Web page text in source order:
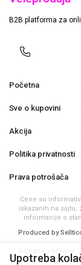
B2B platforma za
Početna
Sve o kupovini
Akcija
Politika privatnosti
Prava potrošača
Cene su
iskazanih na sajtu,
informacije o
Produced by
Upotreba